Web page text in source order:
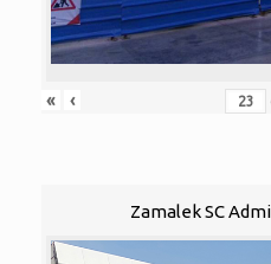
« ‹
Zamalek SC